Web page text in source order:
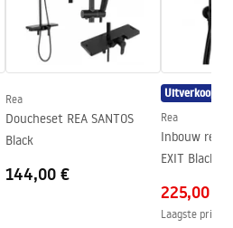
Op het peuterbad of op de
vloer
2005
mm
24 maanden
Ja, aan één kant van het glas
Rea
Doucheset REA SANTOS
Black
144,00 €
Uitverkoop
Rea
Inbouw
EXIT Black +
225,00 €
Laagste prijs